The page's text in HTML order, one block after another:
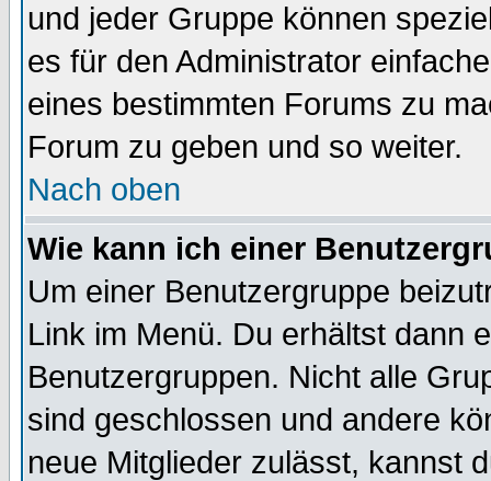
und jeder Gruppe können
es für den Administrator
eines bestimmten Forums zu
Forum zu geben und so weiter.
Nach oben
Wie kann ich einer
Um einer Benutzergruppe
Link im Menü. Du erhältst dann
Benutzergruppen. Nicht alle
sind geschlossen und andere
neue Mitglieder zulässt, kannst